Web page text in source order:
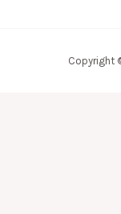
Copyright